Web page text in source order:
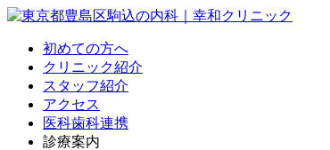
初めての方へ
クリニック紹介
スタッフ紹介
アクセス
医科歯科連携
診療案内